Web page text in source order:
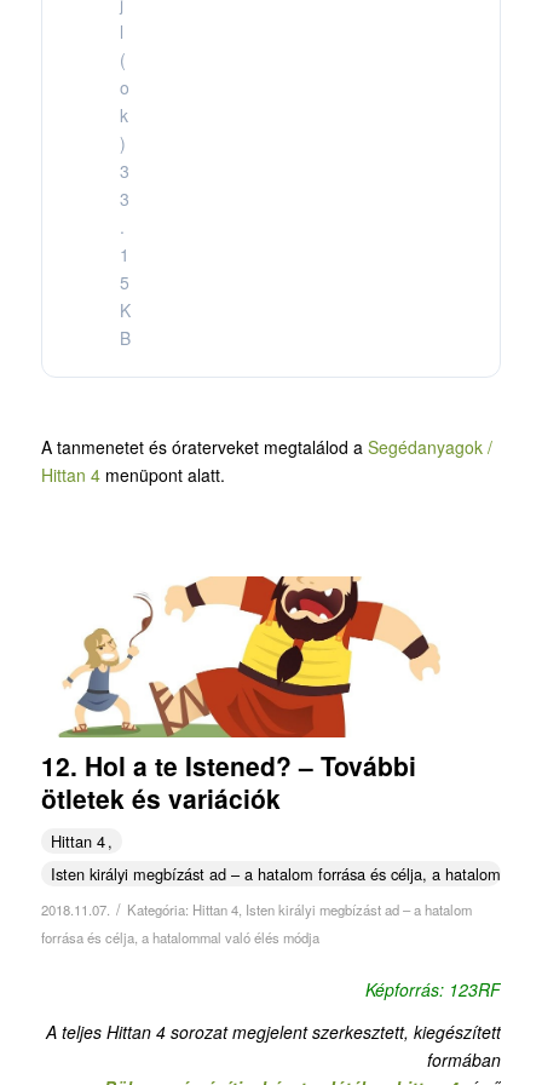
l
(
o
k
)
3
3
.
1
5
K
B
A tanmenetet és óraterveket megtalálod a Segédanyagok /
Hittan 4menüpont alatt.
12. Hol a te Istened? – További
ötletek és variációk
Hittan 4
Isten királyi megbízást ad – a hatalom forrása és célja, a hatalommal
2018.11.07. / Kategória: Hittan 4, Isten királyi megbízást ad – a hatalom
forrása és célja, a hatalommal való élés módja
Képforrás: 123RF
A teljes Hittan 4 sorozat megjelent szerkesztett, kiegészített
formában